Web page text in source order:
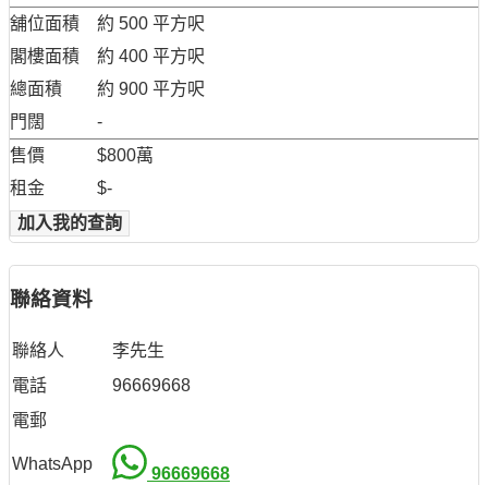
舖位面積
約 500 平方呎
閣樓面積
約 400 平方呎
總面積
約 900 平方呎
門闊
-
售價
$800萬
租金
$-
加入我的查詢
聯絡資料
聯絡人
李先生
電話
96669668
電郵
WhatsApp
96669668